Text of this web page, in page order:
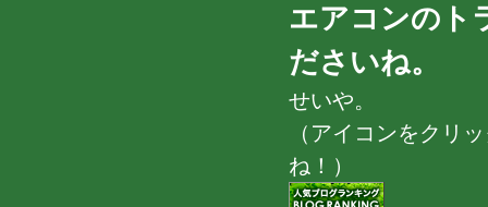
エアコンのト
ださいね。
せいや。
（アイコンをクリ
ね！）